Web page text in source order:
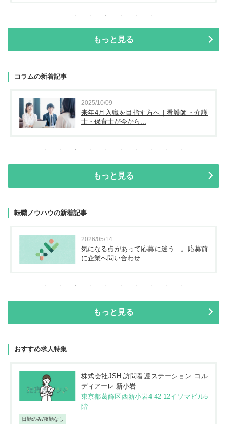
もっと見る
コラムの新着記事
2025/10/09
来年4月入職を目指す方へ｜看護師・介護
士・保育士が今から...
もっと見る
転職ノウハウの新着記事
2026/05/14
気になる点があって応募に迷う…。応募前
に企業へ問い合わせ...
もっと見る
おすすめ求人特集
株式会社JSH 訪問看護ステーション コル
ディアーレ 新小岩
東京都葛飾区西新小岩4-42-12イソマビル5
階
日勤のみ/夜勤なし